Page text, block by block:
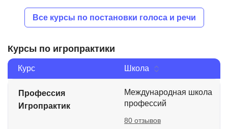
Все курсы по постановки голоса и речи
Курсы по игропрактики
Курс Школа
Профессия
Игропрактик
Международная школа
профессий
80 отзывов